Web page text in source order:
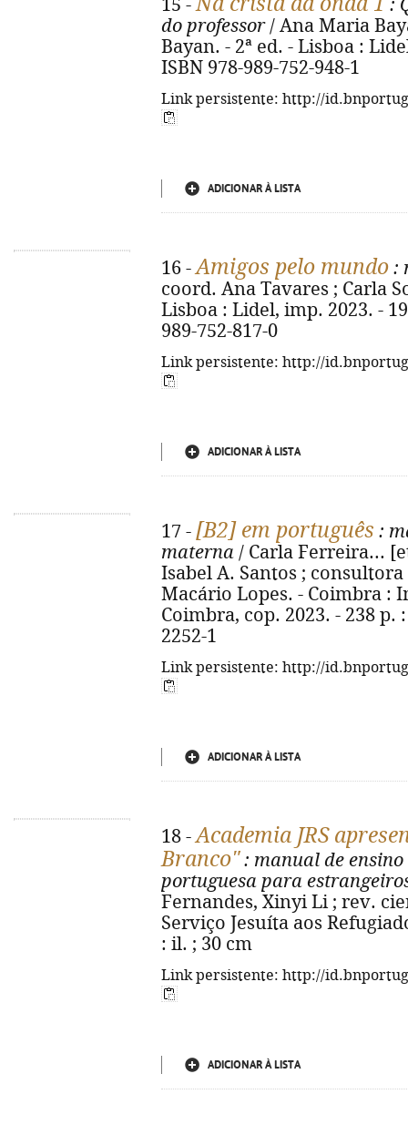
15 -
:
do professor/ Ana Maria
Bayan. - 2ª ed. - Lisboa :
ISBN 978-989-752-948-1
Link persistente: http://
ADICIONAR À LISTA
16 -Amigos pelo mundo :
coord. Ana Tavares ; Carla
Lisboa : Lidel, imp. 2023. -
989-752-817-0
Link persistente: http://
ADICIONAR À LISTA
17 - [B2] em português :
materna / Carla Ferreira...
Isabel A. Santos ;
Macário Lopes. - Coimbra :
Coimbra, cop. 2023. - 238 p.
2252-1
Link persistente: http://
ADICIONAR À LISTA
18 -Academia JRS
Branco": manual de ensino
portuguesa para
Fernandes, Xinyi Li ; rev.
Serviço Jesuíta aos
: il. ; 30 cm
Link persistente: http://
ADICIONAR À LISTA